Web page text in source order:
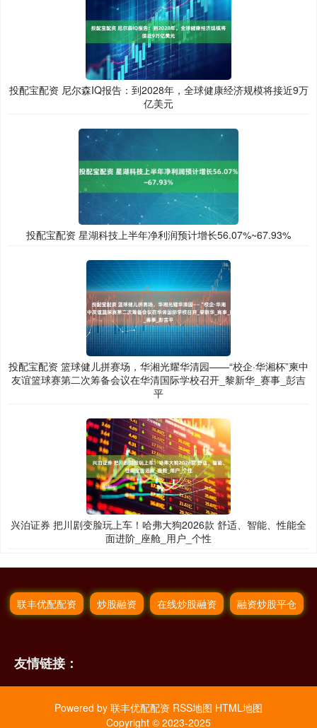
投配宝配资 尼尔森IQ报告：到2028年，全球健康经济规模将接近9万
亿美元
投配宝配资 星湖科技上半年净利润预计增长56.07%~67.93%
投配宝配资 篮球健儿拼赛场，华湘光耀华清园——“校企·华湘杯”柬中
友谊篮球赛第二次筹备会议在华清国际学校召开_黎新华_赛事_彭吉
平
兴泊证券 把川剧变脸玩上车！哈弗大狗2026款 舒适、智能、性能全
面进阶_座舱_用户_个性
联丰优配配资 炒股融资 在线炒股融资 融资炒股平仓
友情链接：
Powered by 联丰优配配资 RSS地图 HTML地图
Copyright © 2023-2025